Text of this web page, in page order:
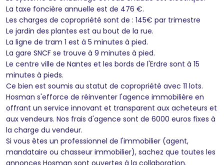
La taxe foncière annuelle est de 476 €.
Les charges de copropriété sont de : 145€ par trimestre
Le jardin des plantes est au bout de la rue.
La ligne de tram 1 est à 5 minutes à pied.
La gare SNCF se trouve à 9 minutes à pied.
Le centre ville de Nantes et les bords de l'Erdre sont à 15
minutes à pieds.
Ce bien est soumis au statut de copropriété avec 11 lots.
Hosman s'efforce de réinventer l'agence immobilière en
offrant un service innovant et transparent aux acheteurs et
aux vendeurs. Nos frais d'agence sont de 6000 euros fixes à
la charge du vendeur.
Si vous êtes un professionnel de l'immobilier (agent,
mandataire ou chasseur immobilier), sachez que toutes les
annonces Hosman sont ouvertes à la collaboration.